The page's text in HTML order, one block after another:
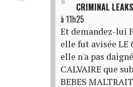
CRIMINAL LEAKS
à 11h25
Et demandez-lui
elle fut avisée LE
elle n'a pas
CALVAIRE que
BEBES